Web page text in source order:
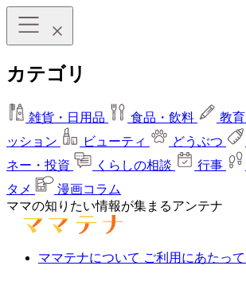
カテゴリ
雑貨・日用品 食品・飲料 教育
ッション
ビューティ どうぶつ
ネー・投資
くらしの相談 行事
タメ
漫画コラム
ママの知りたい情報が集まるアンテナ
ママテナについて ご利用にあたって